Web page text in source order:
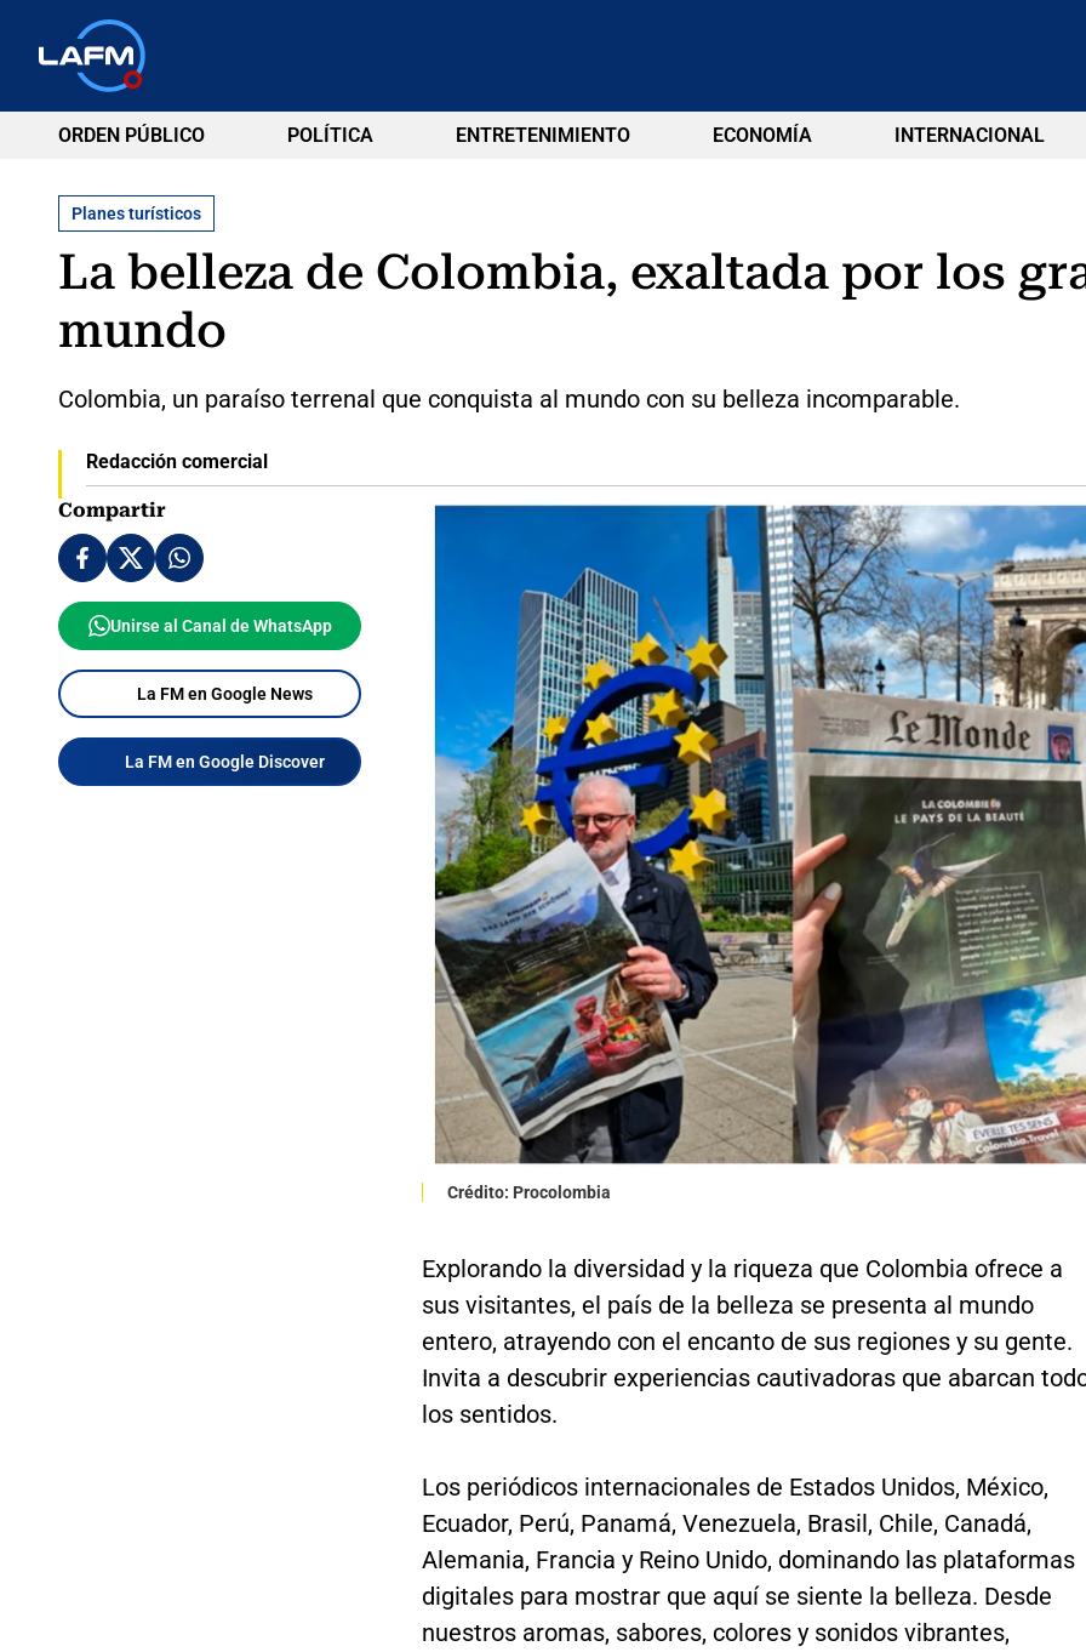
ORDEN PÚBLICO POLÍTICA ENTRETENIMIENTO ECONOMÍA INTERNACIONAL
Planes turísticos
La belleza de Colombia, exaltada por los
mundo
Colombia, un paraíso terrenal que conquista al mundo con su belleza incomparable.
Redacción comercial
Compartir
Unirse al Canal de WhatsApp
La FM en Google News
La FM en Google Discover
Crédito: Procolombia
Explorando la diversidad y la riqueza que Colombia ofrece a
sus visitantes, el país de la belleza se presenta al mundo
entero, atrayendo con el encanto de sus regiones y su gente.
Invita a descubrir experiencias cautivadoras que abarcan
los sentidos.
Los periódicos internacionales de Estados Unidos, México,
Ecuador, Perú, Panamá, Venezuela, Brasil, Chile, Canadá,
Alemania, Francia y Reino Unido, dominando las plataformas
digitales para mostrar que aquí se siente la belleza. Desde
nuestros aromas, sabores, colores y sonidos vibrantes,